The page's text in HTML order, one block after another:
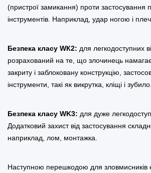
(пристрої замикання) проти застосування
інструментів. Наприклад, удар ногою і
Безпека класу WК2: для легкодоступних
розрахований на те, що злочинець
закриту і заблоковану конструкцію,
інструменти, такі як викрутка, кліщі і зубило.
Безпека класу WK3: для дуже
Додатковий захист від застосування
наприклад, лом, монтажка.
Наступною перешкодою для зловмисників